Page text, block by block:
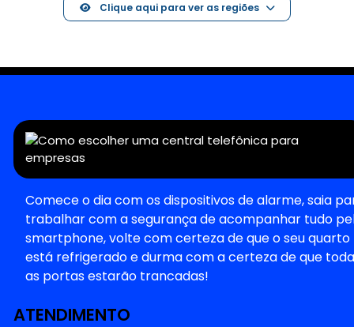
Clique aqui para ver as regiões
Comece o dia com os dispositivos de alarme, saia
trabalhar com a segurança de acompanhar tudo
smartphone, volte com certeza de que o seu quarto
está refrigerado e durma com a certeza de que
as portas estarão trancadas!
ATENDIMENTO